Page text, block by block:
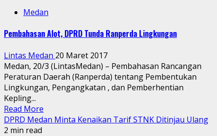
Medan
Pembahasan Alot, DPRD Tunda Ranperda Lingkungan
Lintas Medan 20 Maret 2017
Medan, 20/3 (LintasMedan) – Pembahasan Rancangan
Peraturan Daerah (Ranperda) tentang Pembentukan
Lingkungan, Pengangkatan , dan Pemberhentian
Kepling...
Read More
DPRD Medan Minta Kenaikan Tarif STNK Ditinjau Ulang
2 min read